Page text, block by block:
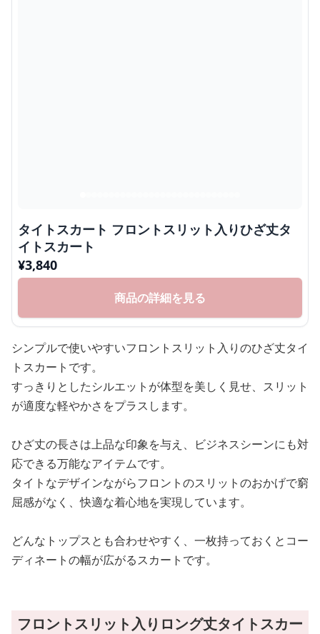
タイトスカート フロントスリット入りひざ丈タ
イトスカート
¥3,840
商品の詳細を見る
シンプルで使いやすいフロントスリット入りのひざ丈タイ
トスカートです。
すっきりとしたシルエットが体型を美しく見せ、スリット
が適度な軽やかさをプラスします。
ひざ丈の長さは上品な印象を与え、ビジネスシーンにも対
応できる万能なアイテムです。
タイトなデザインながらフロントのスリットのおかげで窮
屈感がなく、快適な着心地を実現しています。
どんなトップスとも合わせやすく、一枚持っておくとコー
ディネートの幅が広がるスカートです。
フロントスリット入りロング丈タイトスカー